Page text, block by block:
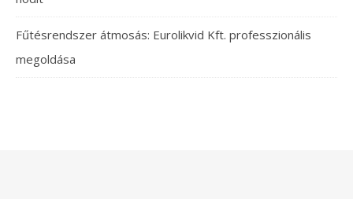
Fűtésrendszer átmosás: Eurolikvid Kft. professzionális
megoldása